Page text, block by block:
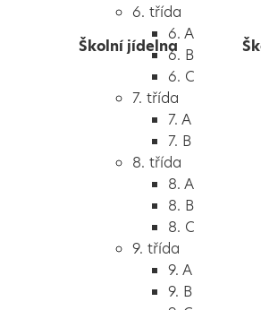
6. třída
6. A
6. B
6. C
7. třída
7. A
7. B
8. třída
8. A
8. B
8. C
9. třída
9. A
9. B
Školní jídelna